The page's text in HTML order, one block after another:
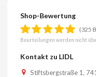
Shop-Bewertung
(325
Beurteilungen werden nicht
Kontakt zu LIDL
Stiftsbergstraße 1,